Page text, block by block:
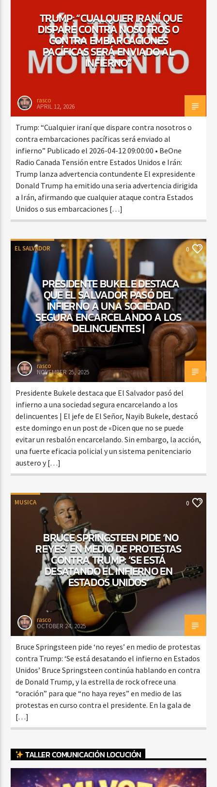
TRUMP: “CUALQUIER IRANÍ QUE
DISPARE CONTRA NOSOTROS O
CONTRA EMBARCACIONES
PACÍFICAS SERÁ ENVIADO AL
INFIERNO”
rasco
APRIL 12, 2026
Trump: “Cualquier iraní que dispare contra nosotros o
contra embarcaciones pacíficas será enviado al
infierno” Publicado el 2026-04-12 09:00:00 • BeOne
Radio Canada Tensión entre Estados Unidos e Irán:
Trump lanza advertencia contundente El expresidente
Donald Trump ha emitido una seria advertencia dirigida
a Irán, afirmando que cualquier ataque contra Estados
Unidos o sus embarcaciones […]
EL SALVADOR 0
PRESIDENTE BUKELE DESTACA
QUE EL SALVADOR PASÓ DEL
INFIERNO A UNA SOCIEDAD
SEGURA ENCARCELANDO A LOS
DELINCUENTES |
rasco
NOVEMBER 25, 2025
Presidente Bukele destaca que El Salvador pasó del
infierno a una sociedad segura encarcelando a los
delincuentes | El jefe de El Señor, Nayib Bukele, destacó
este domingo en un post de «Dicen que no se puede
evitar un resbalón encarcelando. Sin embargo, la acción,
una fuerte eficacia policial y un sistema penitenciario
austero y […]
MUSICA 0
BRUCE SPRINGSTEEN PIDE ‘NO
REYES’ EN MEDIO DE PROTESTAS
CONTRA TRUMP: ‘SE ESTÁ
DESATANDO EL INFIERNO EN
ESTADOS UNIDOS’
rasco
OCTOBER 24, 2025
Bruce Springsteen pide ‘no reyes’ en medio de protestas
contra Trump: ‘Se está desatando el infierno en Estados
Unidos’ Bruce Springsteen continúa hablando en contra
de Donald Trump, y la estrella de rock ofrece una
“oración” para que “no haya reyes” en medio de las
protestas en curso contra el presidente. En la gala de
[…]
TALLER COMUNICACIÓN LOCUCIÓN